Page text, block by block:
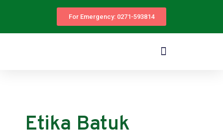
For Emergency: 0271-593814
Etika Batuk